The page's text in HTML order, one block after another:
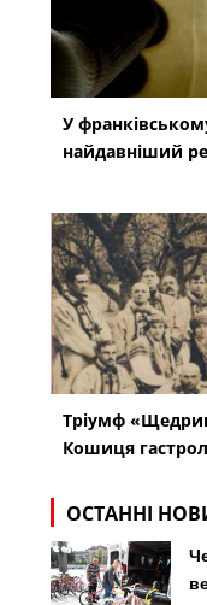
Тріумф
Кошиця
ОСТАННІ